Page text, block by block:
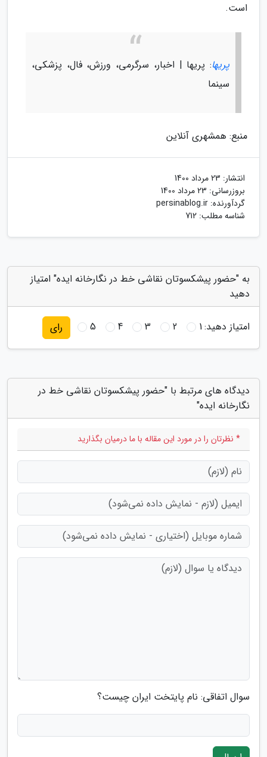
است.
پریها: پریها | اخبار، سرگرمی، ورزش، فال، پزشکی،
سینما
منبع: همشهری آنلاین
انتشار: 23 مرداد 1400
بروزرسانی: 23 مرداد 1400
گردآورنده: persinablog.ir
شناسه مطلب: 712
به "حضور پیشکسوتان نقاشی خط در نگارخانه ایده" امتیاز
دهید
امتیاز دهید:1
2
3
4
5 رای
دیدگاه های مرتبط با "حضور پیشکسوتان نقاشی خط در
نگارخانه ایده"
* نظرتان را در مورد این مقاله با ما درمیان بگذارید
سوال اتفاقی: نام پایتخت ایران چیست؟